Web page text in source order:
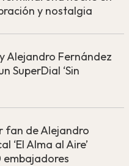
y nostalgia
Alejandro Fernández
SuperDial ‘Sin
fan de Alejandro
‘El Alma al Aire’
embajadores